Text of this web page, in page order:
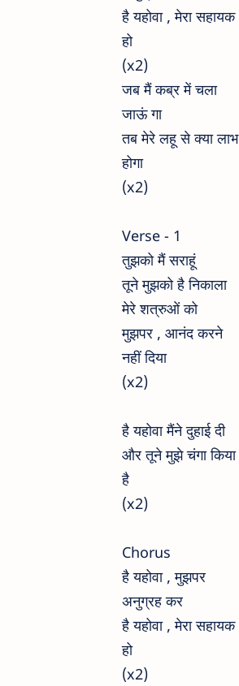
है यहोवा , मेरा सहायक
हो
(x2)
जब मैं कब्र में चला
जाऊं गा
तब मेरे लहू से क्या लाभ
होगा
(x2)
Verse - 1
तुझको मैं सराहूं
तूने मुझको है निकाला
मेरे शत्रुओं को
मुझपर , आनंद करने
नहीं दिया
(x2)
है यहोवा मैंने दुहाई दी
और तूने मुझे चंगा किया
है
(x2)
Chorus
है यहोवा , मुझपर
अनुग्रह कर
है यहोवा , मेरा सहायक
हो
(x2)